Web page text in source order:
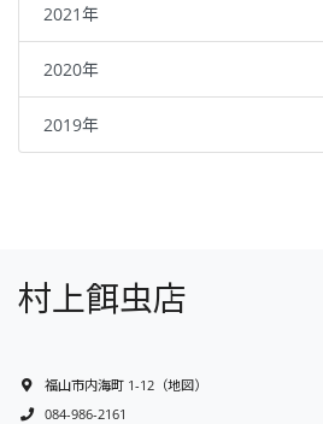
2021年
2020年
2019年
村上餌虫店
福山市内海町 1-12 （地図）
084-986-2161